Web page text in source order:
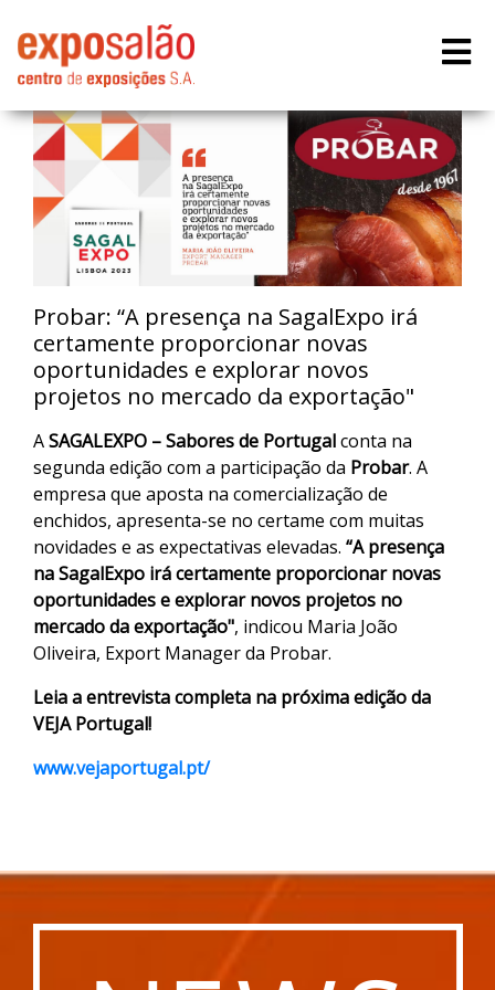
Probar: “A presença na SagalExpo irá
certamente proporcionar novas
oportunidades e explorar novos
projetos no mercado da exportação"
ASAGALEXPO – Sabores de Portugalconta na
segunda edição com a participação da Probar. A
empresa que aposta na comercialização de
enchidos, apresenta-se no certame com muitas
novidades e as expectativas elevadas. “A presença
na SagalExpo irá certamente proporcionar novas
oportunidades e explorar novos projetos no
mercado da exportação", indicou Maria João
Oliveira, Export Manager da Probar.
Leia a entrevista completa na próxima edição da
VEJA Portugal!
www.vejaportugal.pt/